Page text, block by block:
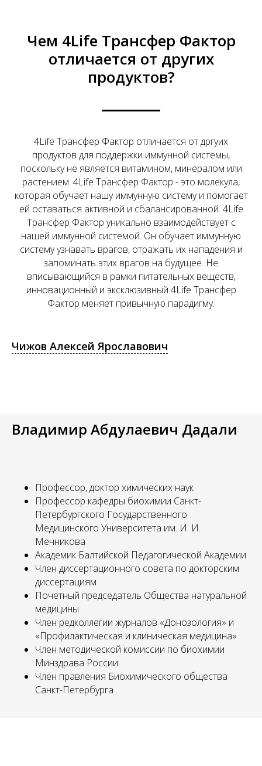
Чем 4Life Трансфер Фактор
отличается от других
продуктов?
4Life Трансфер Фактор отличается от дргуих
продуктов для поддержки иммунной системы,
поскольку не является витамином, минералом или
растением. 4Life Трансфер Фактор - это молекула,
которая обучает нашу иммунную систему и помогает
ей оставаться активной и сбалансированной. 4Life
Трансфер Фактор уникально взаимодействует с
нашей иммунной системой. Он обучает иммунную
систему узнавать врагов, отражать их нападения и
запоминать этих врагов на будущее. Не
вписывающийся в рамки питательных веществ,
инновационный и эксклюзивный 4Life Трансфер
Фактор меняет привычную парадигму.
Чижов Алексей Ярославович
Владимир Абдулаевич Дадали
Профессор, доктор химических наук
Профессор кафедры биохимии Санкт-
Петербургского Государственного
Медицинского Университета им. И. И.
Мечникова
Академик Балтийской Педагогической Академии
Член диссертационного совета по докторским
диссертациям
Почетный председатель Общества натуральной
медицины
Член редколлегии журналов «Донозология» и
«Профилактическая и клиническая медицина»
Член методической комиссии по биохимии
Минздрава России
Член правления Биохимического общества
Санкт-Петербурга